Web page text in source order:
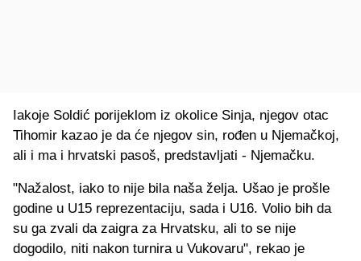
Iakoje Soldić porijeklom iz okolice Sinja, njegov otac
Tihomir kazao je da će njegov sin, rođen u Njemačkoj,
ali i ma i hrvatski pasoš, predstavljati - Njemačku.
"Nažalost, iako to nije bila naša želja. Ušao je prošle
godine u U15 reprezentaciju, sada i U16. Volio bih da
su ga zvali da zaigra za Hrvatsku, ali to se nije
dogodilo, niti nakon turnira u Vukovaru", rekao je